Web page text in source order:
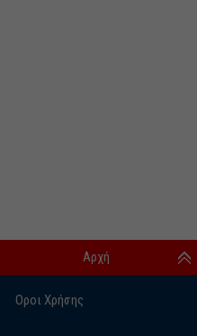
Οροι Χρήσης
Αρχή